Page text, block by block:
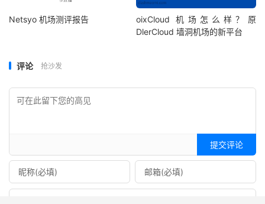
Netsyo 机场测评报告
oixCloud 机场怎么样？原
DlerCloud 墙洞机场的新平台
评论 抢沙发
提交评论